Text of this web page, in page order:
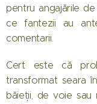
pentru angajările
ce fantezii au
comentarii.
Cert este că
transformat seara
băieții, de voie sau